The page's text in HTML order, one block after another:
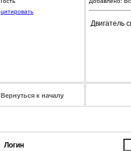
цитировать
Двигатель
Вернуться к началу
Логин